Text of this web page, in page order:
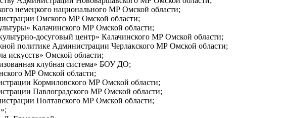
немецкого национального МР Омской области;
Омского МР Омской области;
Калачинского МР Омской области;
досуговый центр» Калачинского МР Омской области;
политике Администрации Черлакского МР Омской области;
Омской области;
клубная система» БОУ ДО;
МР Омской области;
Кормиловского МР Омской области;
Павлоградского МР Омской области;
Полтавского МР Омской области;